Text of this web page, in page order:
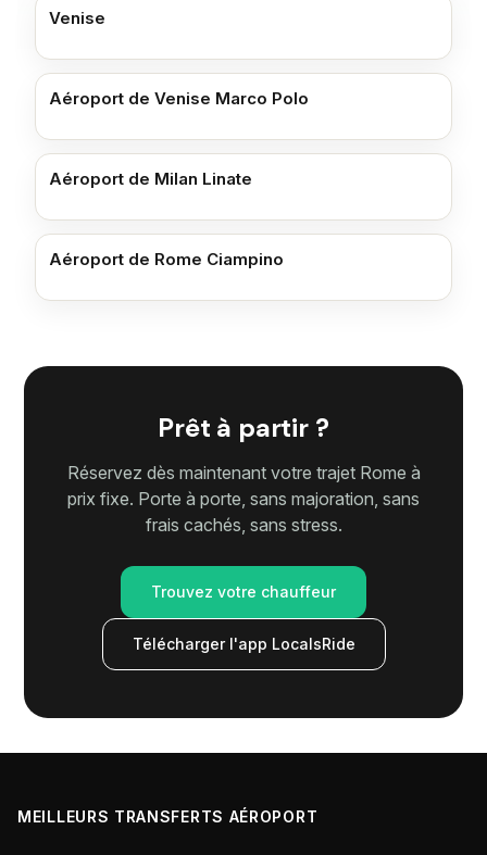
Venise
Aéroport de Venise Marco Polo
Aéroport de Milan Linate
Aéroport de Rome Ciampino
Prêt à partir ?
Réservez dès maintenant votre trajet Rome à
prix fixe. Porte à porte, sans majoration, sans
frais cachés, sans stress.
Trouvez votre chauffeur
Télécharger l'app LocalsRide
MEILLEURS TRANSFERTS AÉROPORT